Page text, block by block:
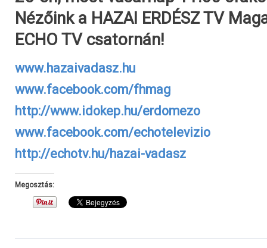
Nézőink a HAZAI ERDÉSZ TV
ECHO TV csatornán!
www.hazaivadasz.hu
www.facebook.com/fhmag
http://www.idokep.hu/erdomezo
www.facebook.com/echotelevizio
http://echotv.hu/hazai-vadasz
Megosztás: